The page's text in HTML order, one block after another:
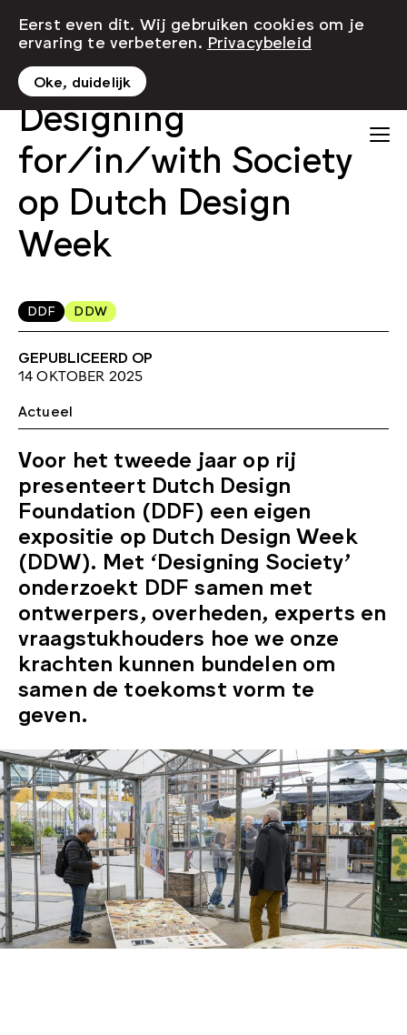
Designing
for/in/with Society
op Dutch Design
Week
DDF DDW
GEPUBLICEERD OP
14 OKTOBER 2025
Actueel
Voor het tweede jaar op rij
presenteert Dutch Design
Foundation (DDF) een eigen
expositie op Dutch Design Week
(DDW). Met ‘Designing Society’
onderzoekt DDF samen met
ontwerpers, overheden, experts en
vraagstukhouders hoe we onze
krachten kunnen bundelen om
samen de toekomst vorm te
geven.
Eerst even dit. Wij gebruiken cookies om je
ervaring te verbeteren. Privacybeleid
Oke, duidelijk